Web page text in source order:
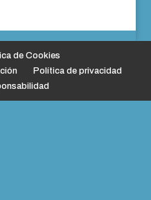
de Cookies
Política de privacidad